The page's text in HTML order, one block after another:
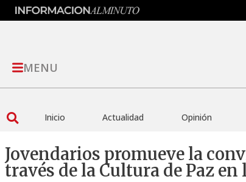
MENU
Inicio Actualidad Opinión
Jovendarios promueve la
través de la Cultura de Paz en